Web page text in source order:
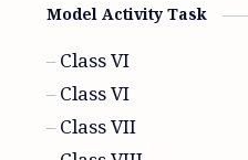
Model Activity Task
Class VI
Class VI
Class VII